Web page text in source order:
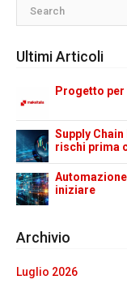
Ultimi Articoli
Progetto per
Supply
rischi prima
iniziare
Archivio
Luglio 2026